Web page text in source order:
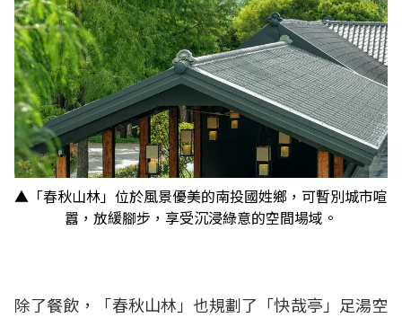
名間親子生態園區
【南投鹿谷景點】推薦Top２
銀杏森林
松林町妖怪村
【南投水里景點】車埕老街
更多南投景點人氣33強推薦
▲「春秋山林」位於風景優美的南投國姓鄉，可暫別城市喧
囂，放緩腳步，享受沉浸綠意的空間場域。
除了餐飲，「春秋山林」也規劃了「快哉亭」足湯空